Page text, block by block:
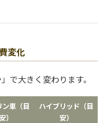
変化
で大きく変わります。
ン車（目
安）
ハイブリッド（目
安）